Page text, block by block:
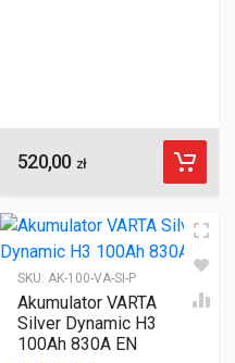
520,00 zł
SKU: AK-100-VA-SI-P
Akumulator VARTA
Silver Dynamic H3
100Ah 830A EN